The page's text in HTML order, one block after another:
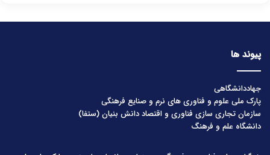
پیوند ها
جهاددانشگاهی
پارک ملی علوم و فناوری های نرم و صنایع فرهنگی
سازمان تجاری سازی فناوری و اقتصاد دانش بنیان (ستفا)
دانشگاه علم و فرهنگ